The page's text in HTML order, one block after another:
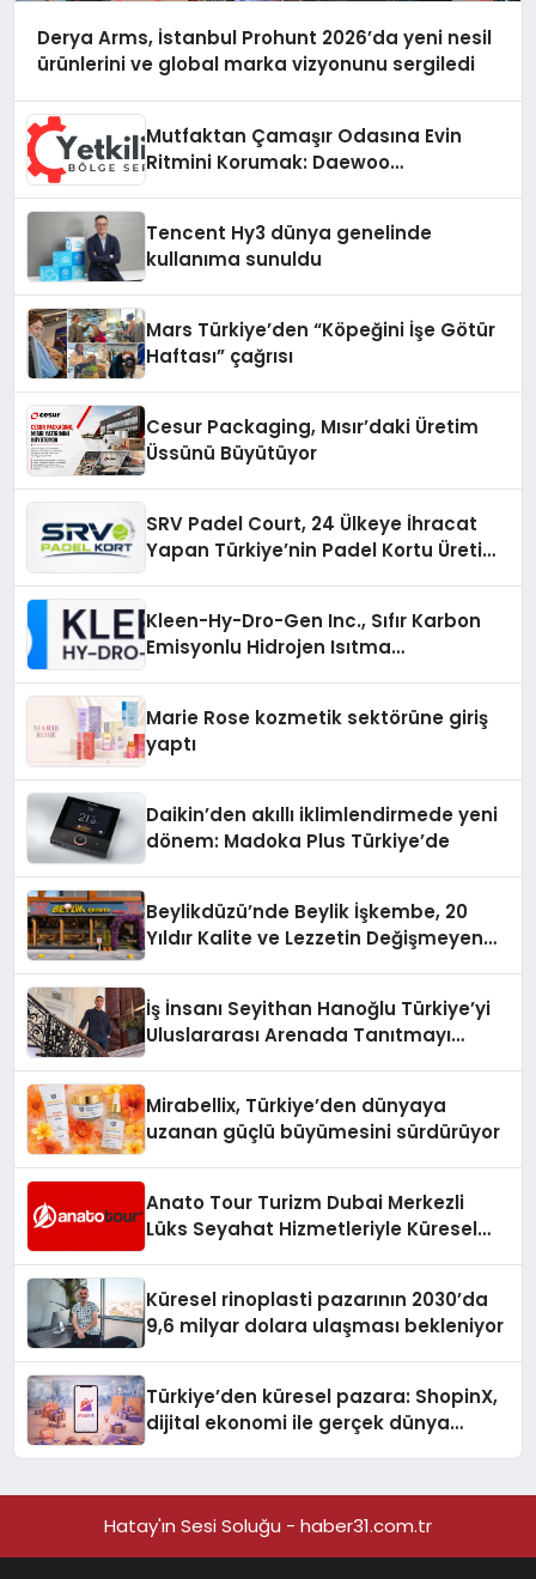
Derya Arms, İstanbul Prohunt 2026’da yeni nesil
ürünlerini ve global marka vizyonunu sergiledi
Mutfaktan Çamaşır Odasına Evin
Ritmini Korumak: Daewoo
Tencent Hy3 dünya genelinde
kullanıma sunuldu
Mars Türkiye’den “Köpeğini İşe Götür
Haftası” çağrısı
Cesur Packaging, Mısır’daki Üretim
Üssünü Büyütüyor
SRV Padel Court, 24 Ülkeye İhracat
Yapan Türkiye’nin Padel Kortu Üretim
Kleen-Hy-Dro-Gen Inc., Sıfır Karbon
Emisyonlu Hidrojen Isıtma
Marie Rose kozmetik sektörüne giriş
yaptı
Daikin’den akıllı iklimlendirmede yeni
dönem: Madoka Plus Türkiye’de
Beylikdüzü’nde Beylik İşkembe, 20
Yıldır Kalite ve Lezzetin Değişmeyen
İş İnsanı Seyithan Hanoğlu Türkiye’yi
Uluslararası Arenada Tanıtmayı
Mirabellix, Türkiye’den dünyaya
uzanan güçlü büyümesini sürdürüyor
Anato Tour Turizm Dubai Merkezli
Lüks Seyahat Hizmetleriyle Küresel
Küresel rinoplasti pazarının 2030’da
9,6 milyar dolara ulaşması bekleniyor
Türkiye’den küresel pazara: ShopinX,
dijital ekonomi ile gerçek dünya
Hatay'ın Sesi Soluğu - haber31.com.tr